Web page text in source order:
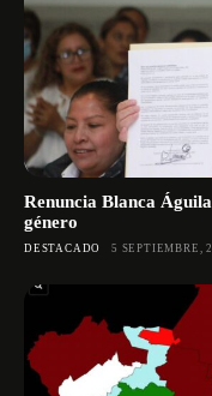
Renuncia Blanca
género
DESTACADO 5 SEPTIEMBRE,